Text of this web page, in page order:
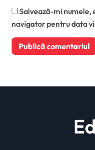
Salvează-mi numele,
navigator pentru data